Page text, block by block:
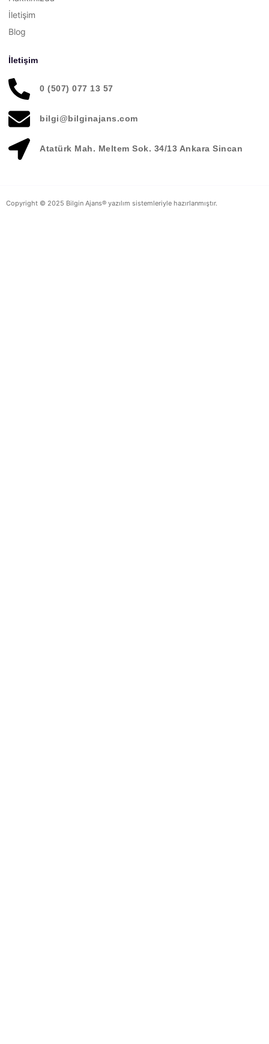
İletişim
Blog
İletişim
0 (507) 077 13 57
bilgi@bilginajans.com
Atatürk Mah. Meltem Sok. 34/13 Ankara Sincan
Copyright © 2025 Bilgin Ajans® yazılım sistemleriyle hazırlanmıştır.